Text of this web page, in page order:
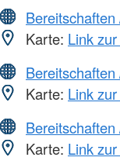
Karte: Link
Karte: Link
Karte: Link